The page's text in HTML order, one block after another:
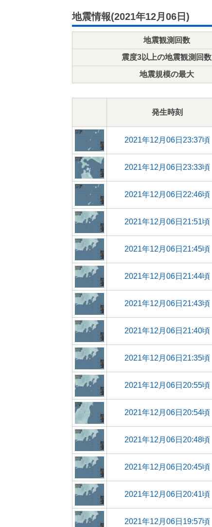
地震情報(2021年12月06日)
地震観測回数
震度3以上の地震観測回数
地震規模の最大
発生時刻
2021年12月06日23:37頃
2021年12月06日23:33頃
2021年12月06日22:46頃
2021年12月06日21:51頃
2021年12月06日21:45頃
2021年12月06日21:44頃
2021年12月06日21:43頃
2021年12月06日21:40頃
2021年12月06日21:35頃
2021年12月06日20:55頃
2021年12月06日20:54頃
2021年12月06日20:48頃
2021年12月06日20:45頃
2021年12月06日20:41頃
2021年12月06日19:57頃